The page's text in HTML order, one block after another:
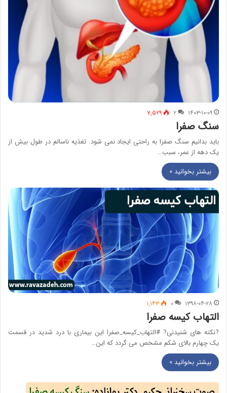
۱۴۰۳-۱۰-۰۹ ۲ ۷,۵۲۹
سنگ صفرا
باید بدانیم سنگ صفرا به راحتی ایجاد نمی شود. تغذیه ناسالم در طول بیش از
یک دهه از عمر، سبب…
بیشتر بخوانید »
۱۳۹۸-۰۴-۲۸ ۰ ۱,۱۴۳
التهاب کیسه صفرا
?نکته های شنیدنی? #التهاب_کیسه_صفرا این بیماری با درد شدید در قسمت
یک چهارم بالای شکم مشخص می گردد که این…
بیشتر بخوانید »